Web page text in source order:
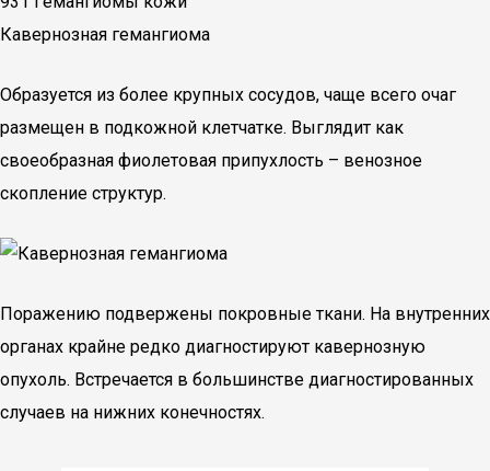
Кавернозная гемангиома
Образуется из более крупных сосудов, чаще всего очаг
размещен в подкожной клетчатке. Выглядит как
своеобразная фиолетовая припухлость – венозное
скопление структур.
Поражению подвержены покровные ткани. На внутренних
органах крайне редко диагностируют кавернозную
опухоль. Встречается в большинстве диагностированных
случаев на нижних конечностях.